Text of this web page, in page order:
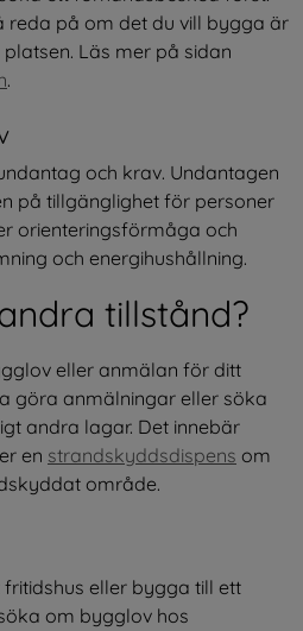
reda på om det du vill bygga är
.
och krav. Undantagen
på tillgänglighet för personer
orienteringsförmåga och
och energihushållning.
tillstånd?
eller anmälan för ditt
göra anmälningar eller söka
andra lagar. Det innebär
en strandskyddsdispens om
område.
eller bygga till ett
om bygglov hos